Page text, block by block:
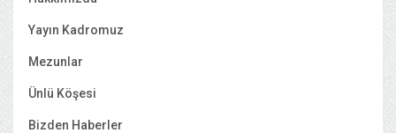
Yayın Kadromuz
Mezunlar
Ünlü Köşesi
Bizden Haberler